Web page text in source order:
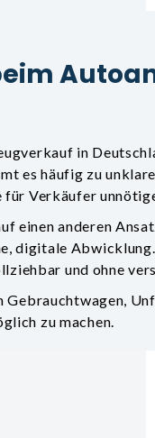
in
es häufig zu
Verkäufer
einen anderen
digitale
und ohne
Gebrauchtwagen,
zu machen.